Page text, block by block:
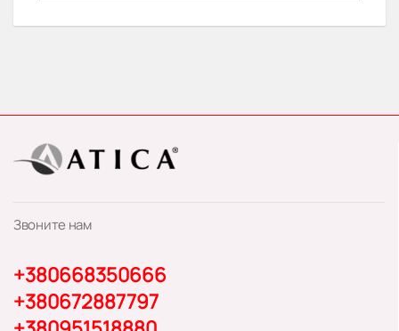
Звоните нам
+380668350666
+380672887797